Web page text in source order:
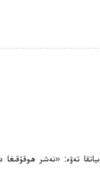
تەۋە: «نەشر